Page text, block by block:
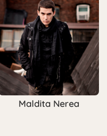
Maldita Nerea